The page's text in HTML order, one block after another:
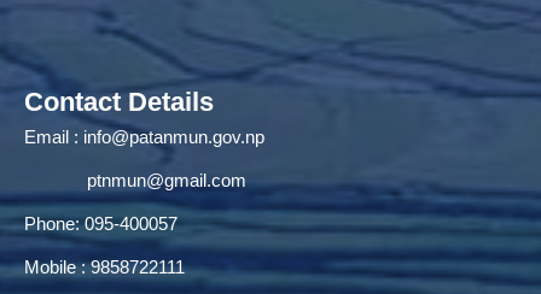
Contact Details
Email : info@patanmun.gov.np
ptnmun@gmail.com
Phone: 095-400057
Mobile : 9858722111